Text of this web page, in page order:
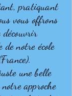
pratiquant
vous offrons
découvrir
notre école
une belle
approche